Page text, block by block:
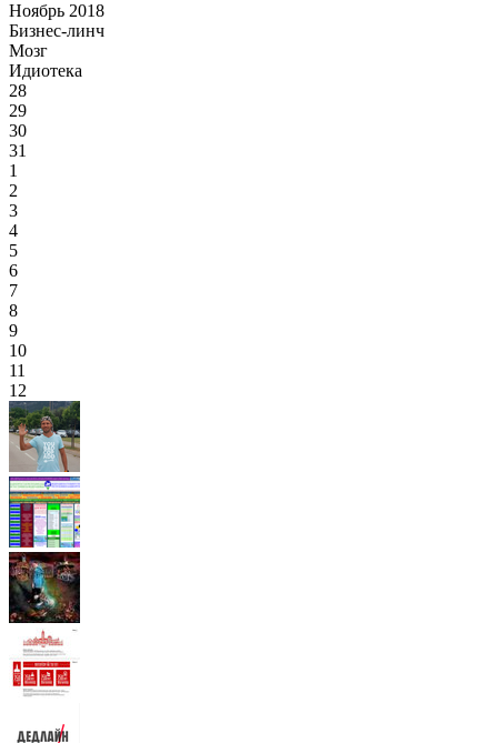
Ноябрь 2018
Бизнес-линч
Мозг
Идиотека
28
29
30
31
1
2
3
4
5
6
7
8
9
10
11
12